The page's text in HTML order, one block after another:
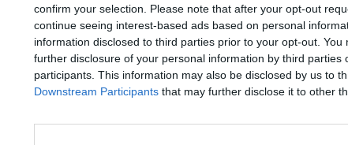
confirm your selection. Please note that after your opt-out
continue seeing interest-based ads based on personal
information disclosed to third parties prior to your opt-out.
further disclosure of your personal information by third parties
participants. This information may also be disclosed by us to
Downstream Participants that may further disclose it to other